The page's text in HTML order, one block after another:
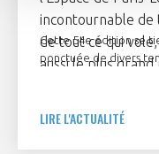
incontournable de
de tout ce qui
aussi le plus
Cette 54e édition se
ponctuée de divers
LIRE L'ACTUALITÉ